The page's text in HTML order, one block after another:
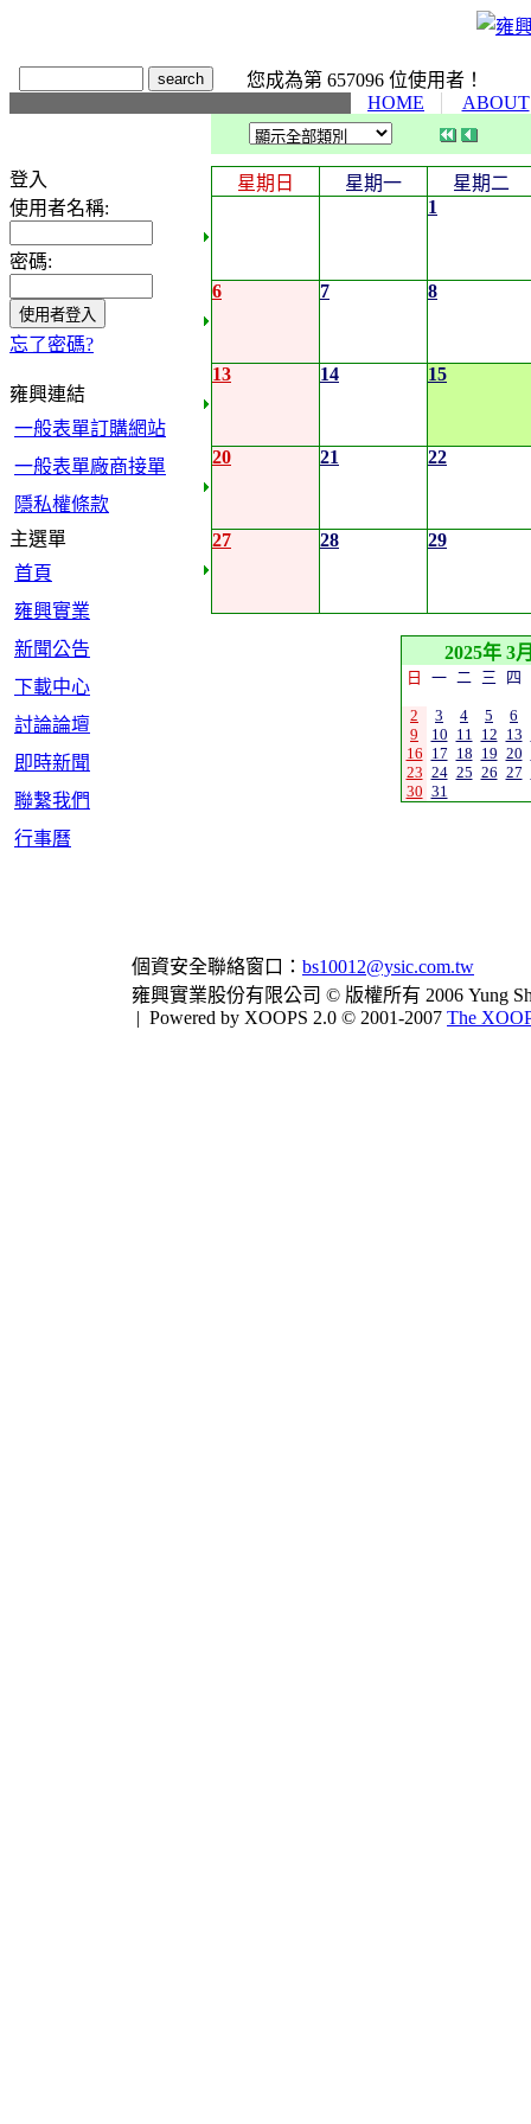
您成為第 657096 位使用者！
HOME
ABOUT
登入
使用者名稱:
密碼:
忘了密碼?
雍興連結
一般表單訂購網站
一般表單廠商接單
隱私權條款
主選單
首頁
雍興實業
新聞公告
下載中心
討論論壇
即時新聞
聯繫我們
行事曆
星期日 星期一
星期二
1
6 7 8
13 14 15
20 21 22
27 28 29
2025年 3
日 一 二 三 四
2 3 4 5
6
9
10 11 12 13
16 17 18 19 20
23 24 25 26 27
30 31
個資安全聯絡窗口： bs10012@ysic.com.tw
雍興實業股份有限公司 © 版權所有 2006 Yung
| Powered by XOOPS 2.0 © 2001-2007 The